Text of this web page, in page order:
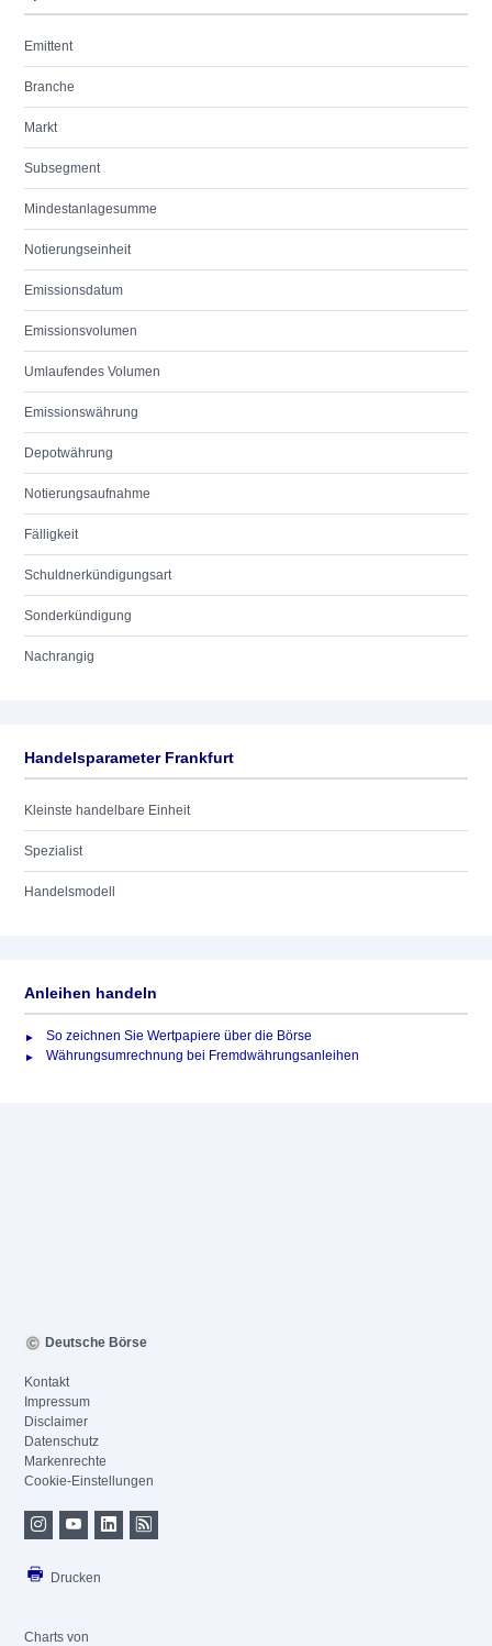
Emittent
Branche
Markt
Subsegment
Mindestanlagesumme
Notierungseinheit
Emissionsdatum
Emissionsvolumen
Umlaufendes Volumen
Emissionswährung
Depotwährung
Notierungsaufnahme
Fälligkeit
Schuldnerkündigungsart
Sonderkündigung
Nachrangig
Handelsparameter Frankfurt
Kleinste handelbare Einheit
Spezialist
Handelsmodell
Anleihen handeln
So zeichnen Sie Wertpapiere über die Börse
Währungsumrechnung bei Fremdwährungsanleihen
Deutsche Börse
Kontakt
Impressum
Disclaimer
Datenschutz
Markenrechte
Cookie-Einstellungen
Drucken
Charts von